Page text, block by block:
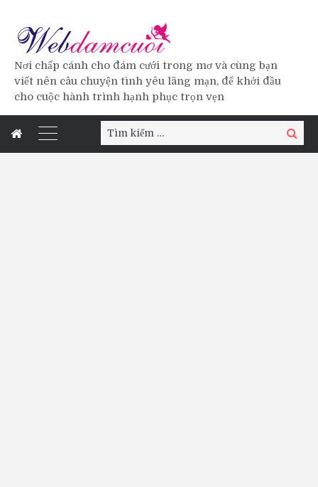
Nơi chấp cánh cho đám cưới trong mơ và cùng bạn
viết nên câu chuyện tình yêu lãng mạn, để khởi đầu
cho cuộc hành trình hạnh phục trọn vẹn
Tìm
kiếm:
Tìm
kiếm